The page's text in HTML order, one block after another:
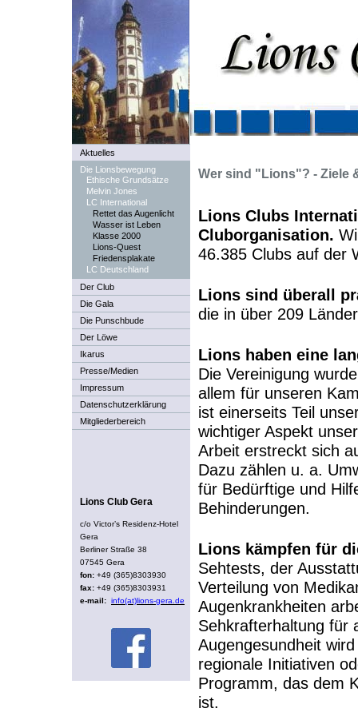
Aktuelles
Die Lionsbewegung
Ethische Grundsätze
Melvin Jones
LC International
Rettet das Augenlicht
Wasser ist Leben
Klasse 2000
Lions-Quest
Friedensplakate
LC Deutschland
Der Club
Die Gala
Die Punschbude
Der Löwe
Ikarus
Presse/Medien
Impressum
Datenschutzerklärung
Mitgliederbereich
Lions Club Gera
c/o Victor’s Residenz-Hotel
Gera
Berliner Straße 38
07545 Gera
fon: +49 (365)8303930
fax: +49 (365)8303931
e-mail: info(at)lions-gera.de
Wer sind "Lions"? - Ziele
Lions Clubs
Cluborganisation.
46.385 Clubs auf der
Lions sind überall
die in über 209
Lions haben eine
Die Vereinigung
allem für unseren
ist einerseits Teil
wichtiger Aspekt
Arbeit erstreckt sich
Dazu zählen u. a.
für Bedürftige und
Behinderungen.
Lions kämpfen für
Sehtests, der
Verteilung von
Augenkrankheiten
Sehkrafterhaltung für
Augengesundheit
regionale Initiativen
Programm, das dem
ist.